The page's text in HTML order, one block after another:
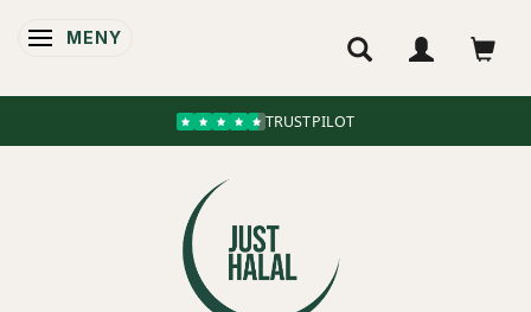
ÄNDRA NAVIGERING
MENY
TRUSTPILOT